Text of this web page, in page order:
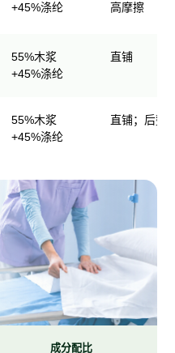
+45%涤纶
高摩擦
55%木浆
+45%涤纶
直铺
55%木浆
+45%涤纶
直铺；后整
成分配比